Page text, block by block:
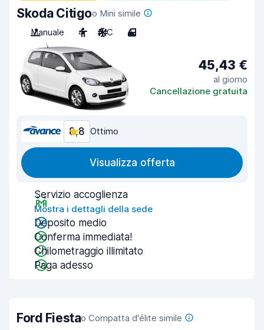
Skoda Citigoo Mini simile
Manuale
4 A/C 4
45,43 €
al giorno
Cancellazione gratuita
8,8 Ottimo
Visualizza offerta
Servizio accoglienza
Mostra i dettagli della sede
Deposito medio
Conferma immediata!
Chilometraggio illimitato
Paga adesso
Ford Fiestao Compatta d'élite simile